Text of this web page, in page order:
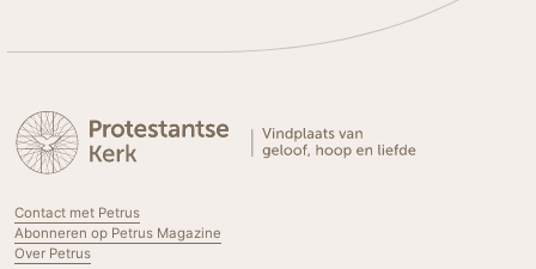
Contact met Petrus
Abonneren op Petrus Magazine
Over Petrus